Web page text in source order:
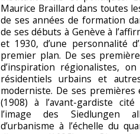
Maurice Braillard dans toutes
de ses années de formation
de ses débuts à Genève à
et 1930, d’une personnalité
premier plan. De ses
d’inspiration régionalistes,
résidentiels urbains et
moderniste. De ses premières
(1908) à l’avant-gardiste
l’image des Siedlungen
d’urbanisme à l’échelle du